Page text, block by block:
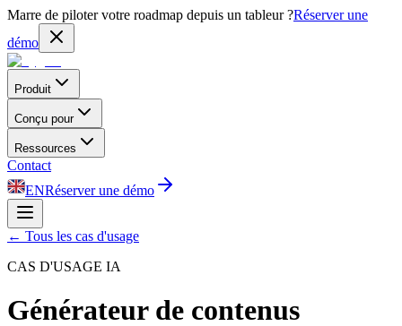
Marre de piloter votre roadmap depuis un tableur ?Réserver une
démo
Produit
Conçu pour
Ressources
Contact
ENRéserver une démo
← Tous les cas d'usage
CAS D'USAGE IA
Générateur de contenus